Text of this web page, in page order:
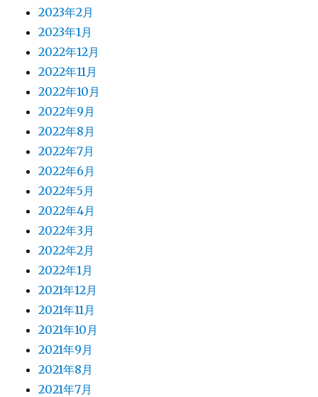
2023年2月
2023年1月
2022年12月
2022年11月
2022年10月
2022年9月
2022年8月
2022年7月
2022年6月
2022年5月
2022年4月
2022年3月
2022年2月
2022年1月
2021年12月
2021年11月
2021年10月
2021年9月
2021年8月
2021年7月